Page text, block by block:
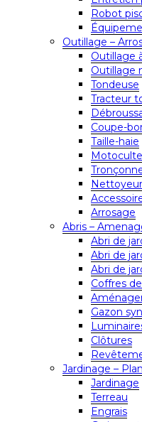
Robot
Outillage –
Outillage
Outillage
Tondeuse
Tracteur
Coupe-
Taille-haie
Arrosage
Abris –
Abri de
Abri de
Abri de
Coffres
Gazon
Clôtures
Jardinage –
Jardinage
Terreau
Engrais